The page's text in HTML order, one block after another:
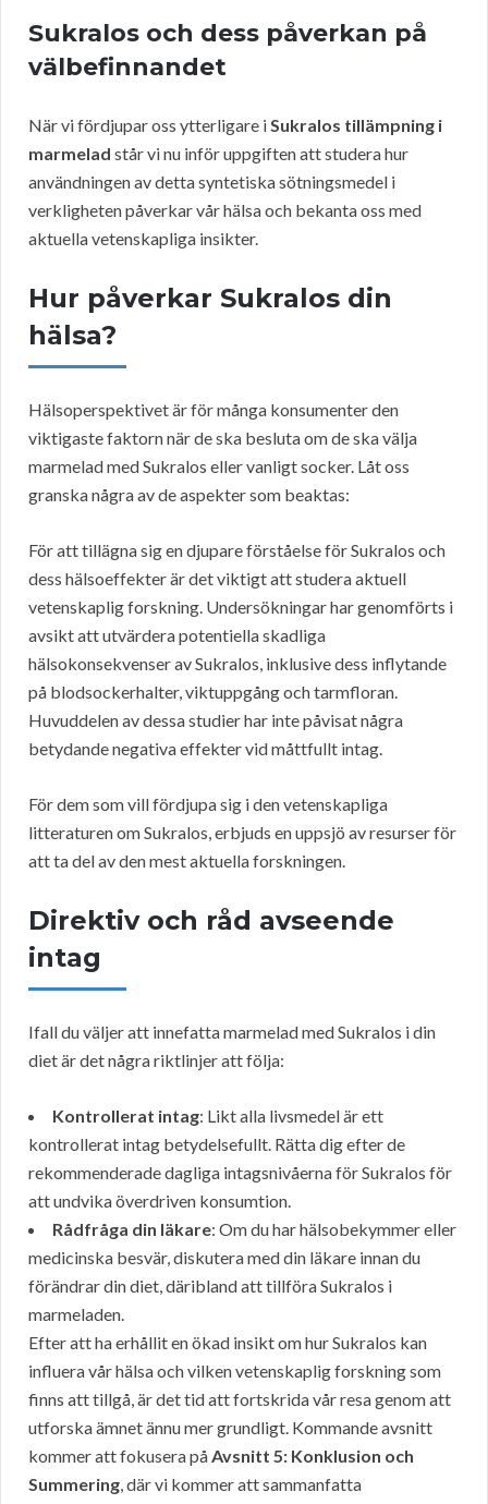
Sukralos och dess påverkan på
välbefinnandet
När vi fördjupar oss ytterligare iSukralos tillämpning i
marmelad står vi nu inför uppgiften att studera hur
användningen av detta syntetiska sötningsmedel i
verkligheten påverkar vår hälsa och bekanta oss med
aktuella vetenskapliga insikter.
Hur påverkar Sukralos din
hälsa?
Hälsoperspektivet är för många konsumenter den
viktigaste faktorn när de ska besluta om de ska välja
marmelad med Sukralos eller vanligt socker. Låt oss
granska några av de aspekter som beaktas:
För att tillägna sig en djupare förståelse för Sukralos och
dess hälsoeffekter är det viktigt att studera aktuell
vetenskaplig forskning. Undersökningar har genomförts i
avsikt att utvärdera potentiella skadliga
hälsokonsekvenser av Sukralos, inklusive dess inflytande
på blodsockerhalter, viktuppgång och tarmfloran.
Huvuddelen av dessa studier har inte påvisat några
betydande negativa effekter vid måttfullt intag.
För dem som vill fördjupa sig i den vetenskapliga
litteraturen om Sukralos, erbjuds en uppsjö av resurser för
att ta del av den mest aktuella forskningen.
Direktiv och råd avseende
intag
Ifall du väljer att innefatta marmelad med Sukralos i din
diet är det några riktlinjer att följa:
Kontrollerat intag: Likt alla livsmedel är ett
kontrollerat intag betydelsefullt. Rätta dig efter de
rekommenderade dagliga intagsnivåerna för Sukralos för
att undvika överdriven konsumtion.
Rådfråga din läkare: Om du har hälsobekymmer eller
medicinska besvär, diskutera med din läkare innan du
förändrar din diet, däribland att tillföra Sukralos i
marmeladen.
Efter att ha erhållit en ökad insikt om hur Sukralos kan
influera vår hälsa och vilken vetenskaplig forskning som
finns att tillgå, är det tid att fortskrida vår resa genom att
utforska ämnet ännu mer grundligt. Kommande avsnitt
kommer att fokusera påAvsnitt 5: Konklusion och
Summering, där vi kommer att sammanfatta